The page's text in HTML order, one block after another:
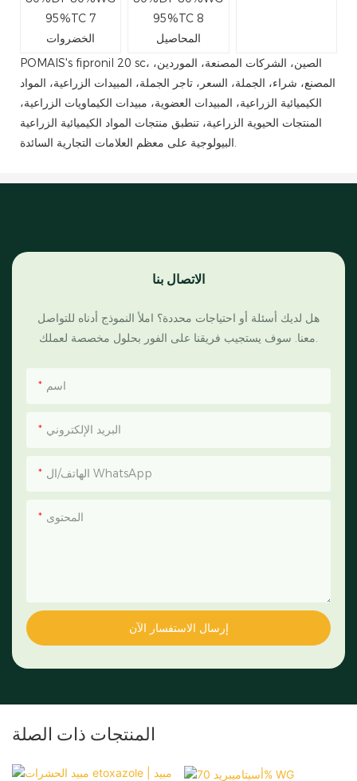
الخضروات المحاصيل
POMAIS's fipronil 20 sc، الصين، الشركات المصنعة، الموردين،
المصنع، شراء، الجملة، السعر، تاجر الجملة، المبيدات الزراعية، المواد
الكيميائية الزراعية، المبيدات العضوية، مبيدات الكيماويات الزراعية،
المنتجات الحيوية الزراعية، تنطبق منتجات المواد الكيميائية الزراعية
البيولوجية على معظم العلامات التجارية السائدة.
الاتصال بنا
هل لديك أسئلة أو احتياجات محددة؟ املأ النموذج أدناه للتواصل
معنا. سوف يستجيب فريقنا على الفور بحلول مخصصة لعملك.
اسم
البريد الإلكتروني
الهاتف/ال WhatsApp
المحتوى
إرسال الاستفسار الآن
المنتجات ذات الصلة